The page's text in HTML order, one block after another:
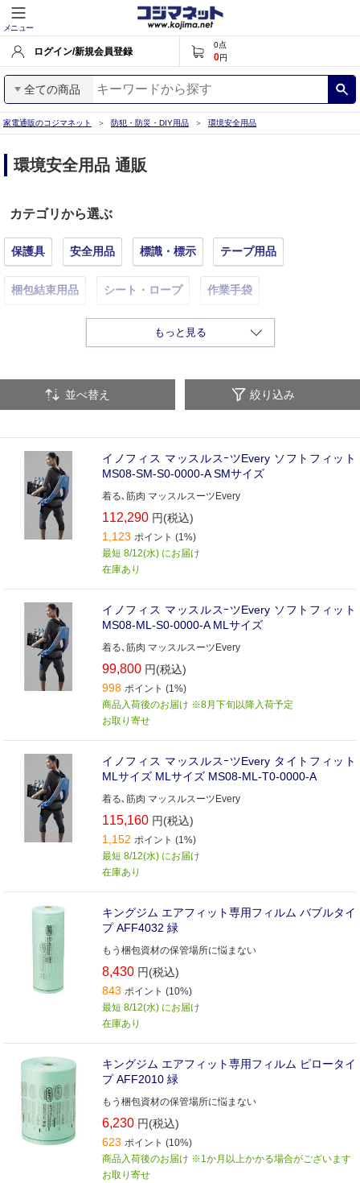
メニュー
ログイン/新規会員登録
0点
0円
全ての商品
家電通販のコジマネット 防犯・防災・DIY用品 環境安全用品
環境安全用品 通販
カテゴリから選ぶ
保護具 安全用品 標識・標示 テープ用品
梱包結束用品 シート・ロープ 作業手袋
接着剤・補修剤 化学製品
もっと見る
並べ替え 絞り込み
イノフィス マッスルスｰツEvery ソフトフィット
MS08-SM-S0-0000-A SMサイズ
着る､筋肉 マッスルスーツEvery
112,290 円(税込)
1,123 ポイント (1%)
最短 8/12(水) にお届け
在庫あり
イノフィス マッスルスｰツEvery ソフトフィット
MS08-ML-S0-0000-A MLサイズ
着る､筋肉 マッスルスーツEvery
99,800 円(税込)
998 ポイント (1%)
商品入荷後のお届け ※8月下旬以降入荷予定
お取り寄せ
イノフィス マッスルスｰツEvery タイトフィット
MLサイズ MLサイズ MS08-ML-T0-0000-A
着る､筋肉 マッスルスーツEvery
115,160 円(税込)
1,152 ポイント (1%)
最短 8/12(水) にお届け
在庫あり
キングジム エアフィット専用フィルム バブルタイ
プ AFF4032 緑
もう梱包資材の保管場所に悩まない
8,430 円(税込)
843 ポイント (10%)
最短 8/12(水) にお届け
在庫あり
キングジム エアフィット専用フィルム ピロータイ
プ AFF2010 緑
もう梱包資材の保管場所に悩まない
6,230 円(税込)
623 ポイント (10%)
商品入荷後のお届け ※1か月以上かかる場合がございます
お取り寄せ